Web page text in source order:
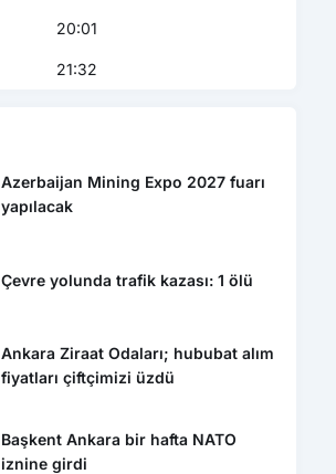
20:01
21:32
Azerbaijan Mining Expo 2027 fuarı
yapılacak
Çevre yolunda trafik kazası: 1 ölü
Ankara Ziraat Odaları; hububat alım
fiyatları çiftçimizi üzdü
Başkent Ankara bir hafta NATO
iznine girdi